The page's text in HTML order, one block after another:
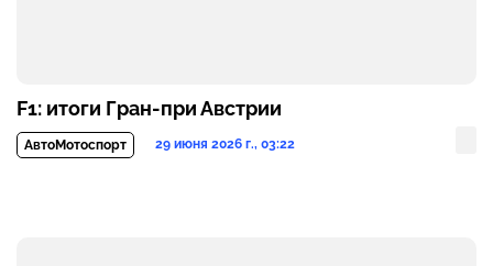
F1: итоги Гран-при Австрии
АвтоМотоспорт 29 июня 2026 г., 03:22